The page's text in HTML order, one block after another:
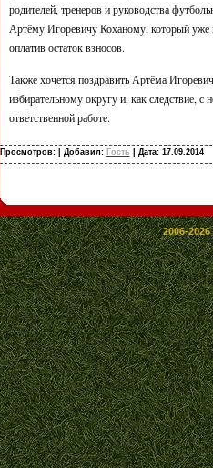
родителей, тренеров и руководства
Артёму Игоревичу Коханому, который уже
оплатив остаток взносов.
Также хочется поздравить Артёма
избирательному округу и, как следствие,
ответственной работе.
Просмотров: | Добавил: Гость | Дата: 17.09.2014
2006-